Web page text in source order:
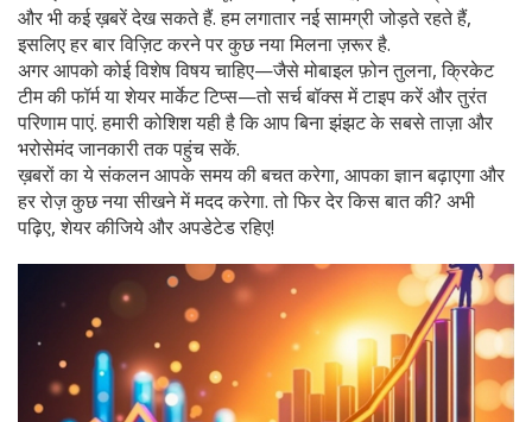
और भी कई ख़बरें देख सकते हैं. हम लगातार नई सामग्री जोड़ते रहते हैं,
इसलिए हर बार विज़िट करने पर कुछ नया मिलना ज़रूर है.
अगर आपको कोई विशेष विषय चाहिए—जैसे मोबाइल फ़ोन तुलना, क्रिकेट
टीम की फॉर्म या शेयर मार्केट टिप्स—तो सर्च बॉक्स में टाइप करें और तुरंत
परिणाम पाएं. हमारी कोशिश यही है कि आप बिना झंझट के सबसे ताज़ा और
भरोसेमंद जानकारी तक पहुंच सकें.
ख़बरों का ये संकलन आपके समय की बचत करेगा, आपका ज्ञान बढ़ाएगा और
हर रोज़ कुछ नया सीखने में मदद करेगा. तो फिर देर किस बात की? अभी
पढ़िए, शेयर कीजिये और अपडेटेड रहिए!